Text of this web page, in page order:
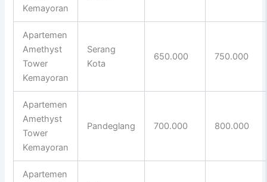
Kemayoran
Apartemen
Amethyst
Tower
Kemayoran
Serang
Kota
650.000 750.000
Apartemen
Amethyst
Tower
Kemayoran
Pandeglang 700.000 800.000
Apartemen